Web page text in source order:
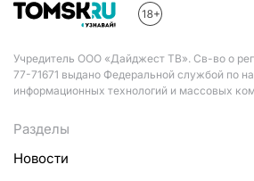
Учредитель ООО «Дайджест ТВ». Св-во о
77-71671 выдано Федеральной службой по
информационных технологий и массовых
Разделы
Новости